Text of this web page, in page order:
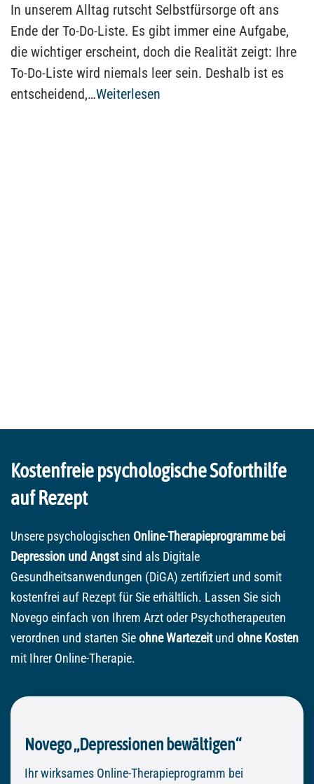
In unserem Alltag rutscht Selbstfürsorge oft ans
Ende der To-Do-Liste. Es gibt immer eine Aufgabe,
die wichtiger erscheint, doch die Realität zeigt: Ihre
To-Do-Liste wird niemals leer sein. Deshalb ist es
entscheidend,…Weiterlesen
Kostenfreie psychologische Soforthilfe
auf Rezept
Unsere psychologischen Online-Therapieprogramme bei
Depression und Angstsind als Digitale
Gesundheitsanwendungen (DiGA) zertifiziert und somit
kostenfrei auf Rezept für Sie erhältlich. Lassen Sie sich
Novego einfach von Ihrem Arzt oder Psychotherapeuten
verordnen und starten Sieohne Wartezeitund ohne Kosten
mit Ihrer Online-Therapie.
Novego „Depressionen bewältigen“
Ihr wirksames Online-Therapieprogramm bei